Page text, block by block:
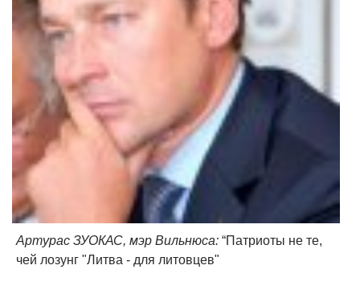
Артурас ЗУОКАС, мэр Вильнюса: “Патриоты не те,
чей лозунг "Литва - для литовцев"